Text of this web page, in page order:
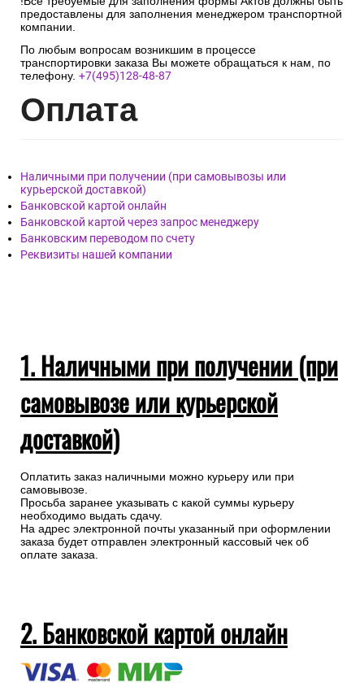
предоставлены для заполнения менеджером транспортной
компании.
По любым вопросам возникшим в процессе
транспортировки заказа Вы можете обращаться к нам, по
телефону. +7(495)128-48-87
Оплата
Наличными при получении (при самовывозы или
курьерской доставкой)
Банковской картой онлайн
Банковской картой через запрос менеджеру
Банковским переводом по счету
Реквизиты нашей компании
1. Наличными при получении (при
самовывозе или курьерской
доставкой)
Оплатить заказ наличными можно курьеру или при
самовывозе.
Просьба заранее указывать с какой суммы курьеру
необходимо выдать сдачу.
На адрес электронной почты указанный при оформлении
заказа будет отправлен электронный кассовый чек об
оплате заказа.
2. Банковской картой онлайн